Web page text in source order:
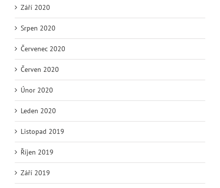
Září 2020
Srpen 2020
Červenec 2020
Červen 2020
Únor 2020
Leden 2020
Listopad 2019
Říjen 2019
Září 2019